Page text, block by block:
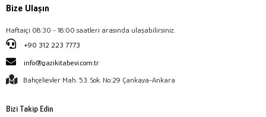
Bize Ulaşın
Haftaiçi 08:30 - 18:00 saatleri arasında ulaşabilirsiniz.
+90 312 223 7773
info@gazikitabevi.com.tr
Bahçelievler Mah. 53. Sok. No:29 Çankaya-Ankara
Bizi Takip Edin